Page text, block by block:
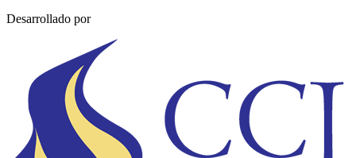
Desarrollado por